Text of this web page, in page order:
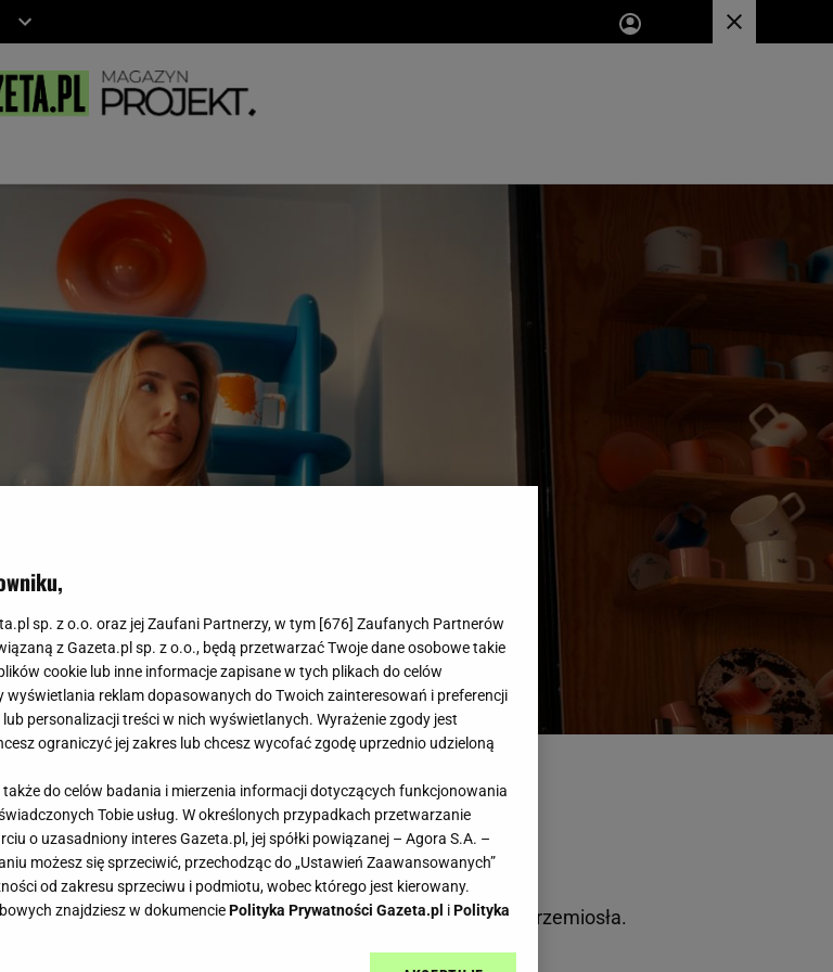
Wygryz: Czym jest Nodi Studio?
To przede wszystkim lampy porcelanowe i promocja dobrego rzemiosła.
sp. z o.o. oraz jej Zaufani Partnerzy, w tym [676] Zaufanych Partnerów
z Gazeta.pl sp. z o.o., będą przetwarzać Twoje dane osobowe takie
cookie lub inne informacje zapisane w tych plikach do celów
reklam dopasowanych do Twoich zainteresowań i preferencji
personalizacji treści w nich wyświetlanych. Wyrażenie zgody jest
ograniczyć jej zakres lub chcesz wycofać zgodę uprzednio udzieloną
do celów badania i mierzenia informacji dotyczących funkcjonowania
Tobie usług. W określonych przypadkach przetwarzanie
o uzasadniony interes Gazeta.pl, jej spółki powiązanej – Agora S.A. –
możesz się sprzeciwić, przechodząc do „Ustawień Zaawansowanych”
od zakresu sprzeciwu i podmiotu, wobec którego jest kierowany.
znajdziesz w dokumenciePolityka Prywatności Gazeta.pl iPolityka